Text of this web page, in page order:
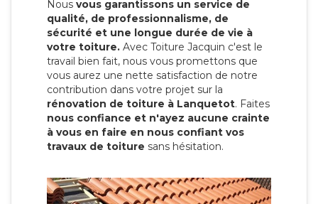
Nous vous garantissons un service de
qualité, de professionnalisme, de
sécurité et une longue durée de vie à
votre toiture. Avec Toiture Jacquin c'est le
travail bien fait, nous vous promettons que
vous aurez une nette satisfaction de notre
contribution dans votre projet sur la
rénovation de toiture à Lanquetot. Faites
nous confiance et n'ayez aucune crainte
à vous en faire en nous confiant vos
travaux de toiture sans hésitation.